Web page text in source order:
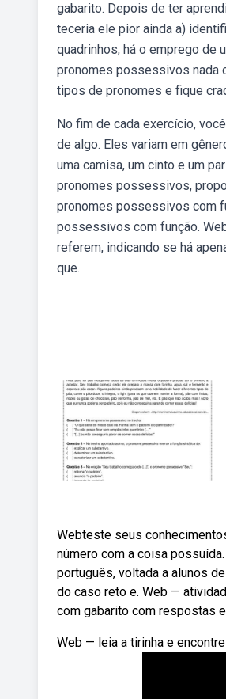
gabarito. Depois de ter
teceria ele pior ainda a)
quadrinhos, há o emprego
pronomes possessivos nada
tipos de pronomes e fique
No fim de cada exercício,
de algo. Eles variam em
uma camisa, um cinto e um
pronomes possessivos,
pronomes possessivos com
possessivos com função.
referem, indicando se há
que.
Webteste seus
número com a coisa
português, voltada a alunos
do caso reto e. Web —
com gabarito com respostas
Web — leia a tirinha e